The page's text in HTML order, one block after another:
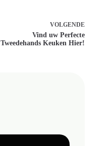
VOLGENDE
Vind uw Perfecte
Tweedehands Keuken Hier!